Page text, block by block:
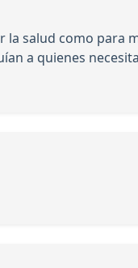
la salud como para
a quienes